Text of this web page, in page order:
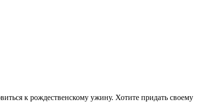
к рождественскому ужину. Хотите придать своему